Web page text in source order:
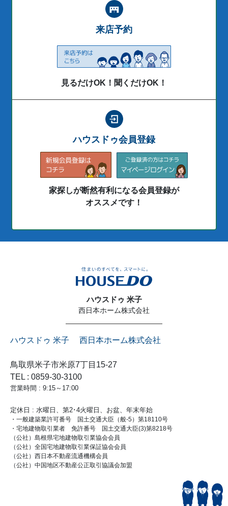
来店予約
見るだけOK！聞くだけOK！
ハウスドゥ会員登録
家探しが断然有利になる会員登録が
オススメです！
ハウスドゥ 米子
西日本ホーム株式会社
ハウスドゥ 米子 西日本ホーム株式会社
鳥取県米子市米原7丁目15-27
TEL : 0859-30-3100
営業時間 : 9:15～17:00
定休日 : 水曜日、第2･4火曜日、お盆、年末年始
・一般建築業許可番号 国土交通大臣（般-5）第18110号
・宅地建物取引業者 免許番号 国土交通大臣(3)第8218号
（公社）島根県宅地建物取引業協会会員
（公社）全国宅地建物取引業保証協会会員
（公社）西日本不動産流通機構会員
（公社）中国地区不動産公正取引協議会加盟